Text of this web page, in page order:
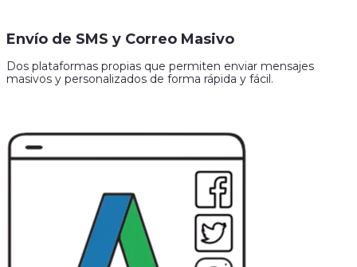
Envío de SMS y Correo Masivo
Dos plataformas propias que permiten enviar mensajes
masivos y personalizados de forma rápida y fácil.